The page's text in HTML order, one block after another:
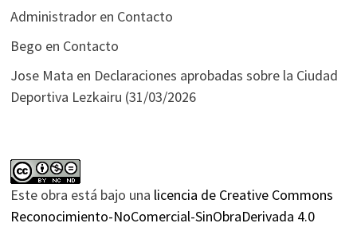
Administradoren Contacto
Bego en Contacto
Jose Mata en Declaraciones aprobadas sobre la Ciudad
Deportiva Lezkairu (31/03/2026
Este obra está bajo una licencia de Creative Commons
Reconocimiento-NoComercial-SinObraDerivada 4.0